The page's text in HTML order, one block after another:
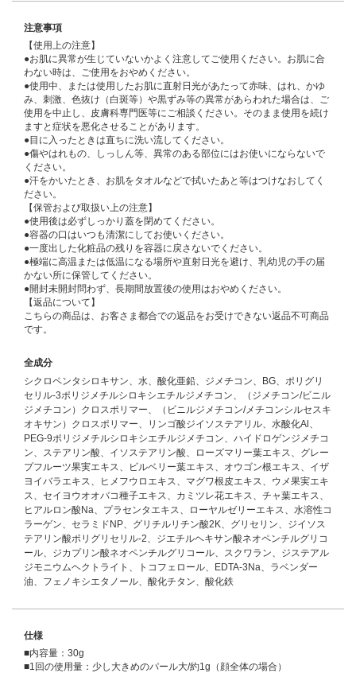
注意事項
【使用上の注意】
●お肌に異常が生じていないかよく注意してご使用ください。お肌に合
わない時は、ご使用をおやめください。
●使用中、または使用したお肌に直射日光があたって赤味、はれ、かゆ
み、刺激、色抜け（白斑等）や黒ずみ等の異常があらわれた場合は、ご
使用を中止し、皮膚科専門医等にご相談ください。そのまま使用を続け
ますと症状を悪化させることがあります。
●目に入ったときは直ちに洗い流してください。
●傷やはれもの、しっしん等、異常のある部位にはお使いにならないで
ください。
●汗をかいたとき、お肌をタオルなどで拭いたあと等はつけなおしてく
ださい。
【保管および取扱い上の注意】
●使用後は必ずしっかり蓋を閉めてください。
●容器の口はいつも清潔にしてお使いください。
●一度出した化粧品の残りを容器に戻さないでください。
●極端に高温または低温になる場所や直射日光を避け、乳幼児の手の届
かない所に保管してください。
●開封未開封問わず、長期間放置後の使用はおやめください。
【返品について】
こちらの商品は、お客さま都合での返品をお受けできない返品不可商品
です。
全成分
シクロペンタシロキサン、水、酸化亜鉛、ジメチコン、BG、ポリグリ
セリル-3ポリジメチルシロキシエチルジメチコン、（ジメチコン/ビニル
ジメチコン）クロスポリマー、（ビニルジメチコン/メチコンシルセスキ
オキサン）クロスポリマー、リンゴ酸ジイソステアリル、水酸化Al、
PEG-9ポリジメチルシロキシエチルジメチコン、ハイドロゲンジメチコ
ン、ステアリン酸、イソステアリン酸、ローズマリー葉エキス、グレー
プフルーツ果実エキス、ビルベリー葉エキス、オウゴン根エキス、イザ
ヨイバラエキス、ヒメフウロエキス、マグワ根皮エキス、ウメ果実エキ
ス、セイヨウオオバコ種子エキス、カミツレ花エキス、チャ葉エキス、
ヒアルロン酸Na、プラセンタエキス、ローヤルゼリーエキス、水溶性コ
ラーゲン、セラミドNP、グリチルリチン酸2K、グリセリン、ジイソス
テアリン酸ポリグリセリル-2、ジエチルヘキサン酸ネオペンチルグリコ
ール、ジカプリン酸ネオペンチルグリコール、スクワラン、ジステアル
ジモニウムヘクトライト、トコフェロール、EDTA-3Na、ラベンダー
油、フェノキシエタノール、酸化チタン、酸化鉄
仕様
■内容量：30g
■1回の使用量：少し大きめのパール大/約1g（顔全体の場合）